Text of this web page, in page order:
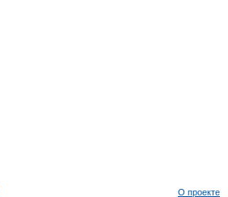
О проекте